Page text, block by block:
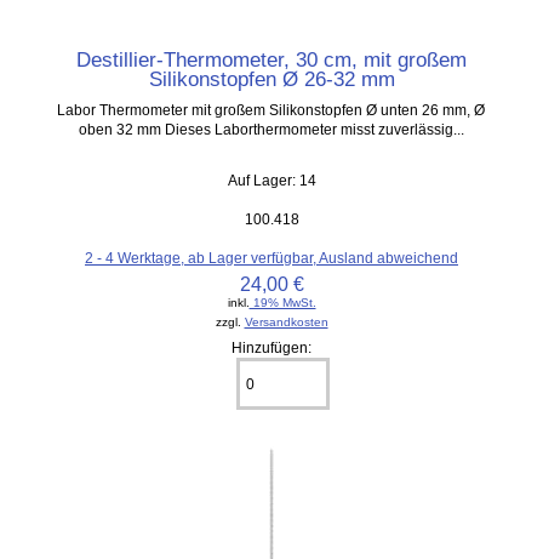
Destillier-Thermometer, 30 cm, mit großem
Silikonstopfen Ø 26-32 mm
Labor Thermometer mit großem Silikonstopfen Ø unten 26 mm, Ø
oben 32 mm Dieses Laborthermometer misst zuverlässig...
Auf Lager: 14
100.418
2 - 4 Werktage, ab Lager verfügbar, Ausland abweichend
24,00 €
inkl.
19% MwSt.
zzgl. Versandkosten
Hinzufügen: